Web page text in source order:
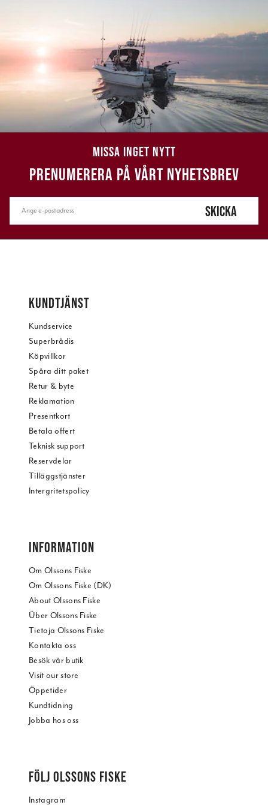
MISSA INGET NYTT
PRENUMERERA PÅ VÅRT NYHETSBREV
SKICKA
KUNDTJÄNST
Kundservice
Superbrådis
Köpvillkor
Spåra ditt paket
Retur & byte
Reklamation
Presentkort
Betala offert
Teknisk support
Reservdelar
Tilläggstjänster
Intergritetspolicy
INFORMATION
Om Olssons Fiske
Om Olssons Fiske (DK)
About Olssons Fiske
Über Olssons Fiske
Tietoja Olssons Fiske
Kontakta oss
Besök vår butik
Visit our store
Öppetider
Kundtidning
Jobba hos oss
FÖLJ OLSSONS FISKE
Instagram